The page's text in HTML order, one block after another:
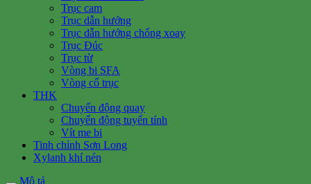
Trục cam
Trục dẫn hướng
Trục dẫn hướng chống xoay
Trục Đúc
Trục từ
Vòng bi SFA
Vòng cổ trục
THK
Chuyển động quay
Chuyển động tuyến tính
Vít me bi
Tinh chỉnh Sơn Long
Xylanh khí nén
Mô tả